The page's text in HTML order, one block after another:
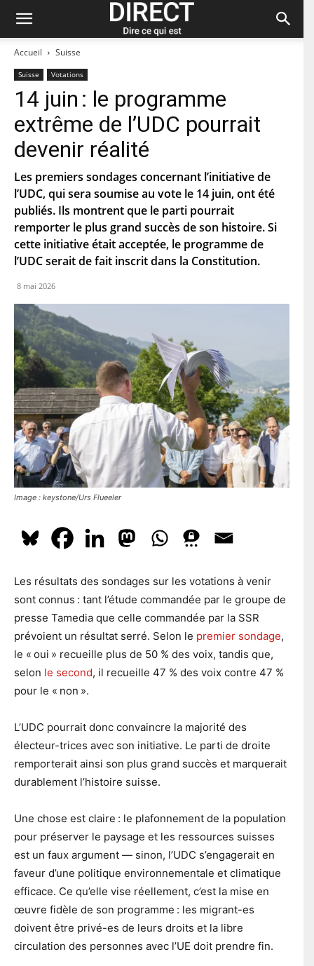
Accueil Suisse
Suisse Votations
14 juin : le programme
extrême de l’UDC pourrait
devenir réalité
Les premiers sondages concernant l’initiative de
l’UDC, qui sera soumise au vote le 14 juin, ont été
publiés. Ils montrent que le parti pourrait
remporter le plus grand succès de son histoire. Si
cette initiative était acceptée, le programme de
l’UDC serait de fait inscrit dans la Constitution.
8 mai 2026
Image : keystone/Urs Flueeler
Les résultats des sondages sur les votations à venir
sont connus : tant l’étude commandée par le groupe de
presse Tamedia que celle commandée par la SSR
prévoient un résultat serré. Selon le premier sondage,
le « oui » recueille plus de 50 % des voix, tandis que,
selon le second, il recueille 47 % des voix contre 47 %
pour le « non ».
L’UDC pourrait donc convaincre la majorité des
électeur-trices avec son initiative. Le parti de droite
remporterait ainsi son plus grand succès et marquerait
durablement l’histoire suisse.
Une chose est claire : le plafonnement de la population
pour préserver le paysage et les ressources suisses
est un faux argument — sinon, l’UDC s’engagerait en
faveur d’une politique environnementale et climatique
efficace. Ce qu’elle vise réellement, c’est la mise en
œuvre fidèle de son programme : les migrant-es
doivent être privé-es de leurs droits et la libre
circulation des personnes avec l’UE doit prendre fin.
Restez à jour et abonnez-vous à notre
newsletter « direct ».
r
é
n
o
m
o
m
e
f
m
i
l
e
C
o
u
r
e
*
C
d
p
o
s
t
a
l
En t'inscrivant à la newsletter, tu acceptes que le PS te tienne
au courant de l'actualité. Pour en savoir plus, cliquez
S'ABONNER